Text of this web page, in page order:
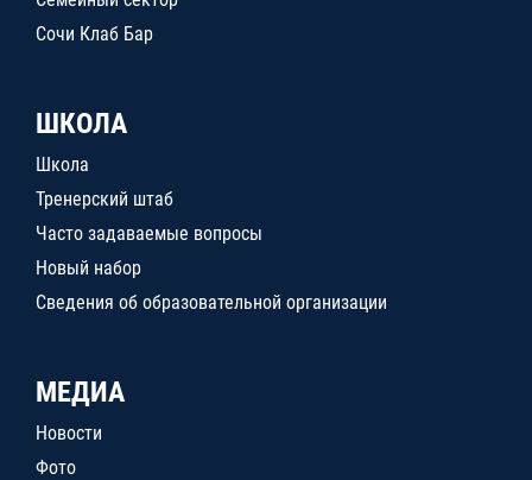
Сочи Клаб Бар
ШКОЛА
Школа
Тренерский штаб
Часто задаваемые вопросы
Новый набор
Сведения об образовательной организации
МЕДИА
Новости
Фото